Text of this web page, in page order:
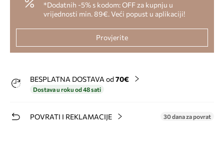
*Dodatnih -5% s kodom: OFF za kupnju u
vrijednosti min. 89€. Veći popust u aplikaciji!
Provjerite
BESPLATNA DOSTAVA od 70€
Dostava u roku od 48 sati
POVRATI I REKLAMACIJE 30 dana za povrat